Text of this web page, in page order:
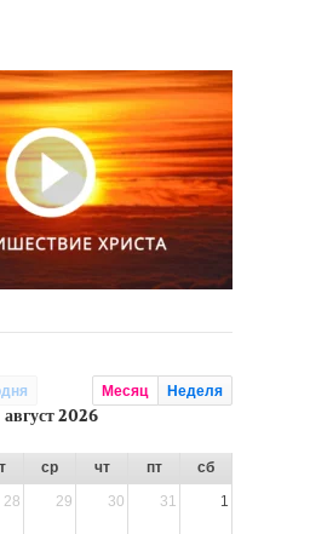
Месяц Неделя
август 2026
ср чт пт
сб
28 29 30 31 1